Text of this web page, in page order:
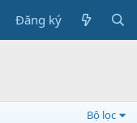
Đăng ký
Bộ lọc